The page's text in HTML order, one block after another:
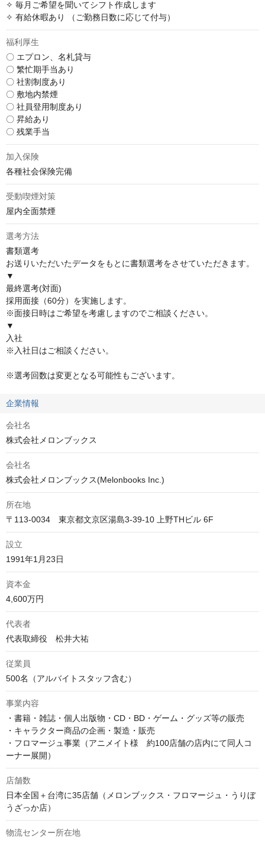
✧ 毎月ご希望を聞いてシフト作成します
✧ 有給休暇あり （ご勤務日数に応じて付与）
福利厚生
〇 エプロン、名札貸与
〇 繁忙期手当あり
〇 社割制度あり
〇 敷地内禁煙
〇 社員登用制度あり
〇 昇給あり
〇 残業手当
加入保険
各種社会保険完備
受動喫煙対策
屋内全面禁煙
選考方法
書類選考
お送りいただいたデータをもとに書類選考をさせていただきます。
▼
最終選考(対面)
採用面接（60分）を実施します。
※面接日時はご希望を考慮しますのでご相談ください。
▼
入社
※入社日はご相談ください。
※選考回数は変更となる可能性もございます。
企業情報
会社名
株式会社メロンブックス
会社名
株式会社メロンブックス(Melonbooks Inc.)
所在地
〒113-0034　東京都文京区湯島3-39-10 上野THビル 6F
設立
1991年1月23日
資本金
4,600万円
代表者
代表取締役　松井大祐
従業員
500名（アルバイトスタッフ含む）
事業内容
・書籍・雑誌・個人出版物・CD・BD・ゲーム・グッズ等の販売
・キャラクター商品の企画・製造・販売
・フロマージュ事業（アニメイト様　約100店舗の店内にて同人コ
ーナー展開）
店舗数
日本全国＋台湾に35店舗（メロンブックス・フロマージュ・うりぼ
うざっか店）
物流センター所在地